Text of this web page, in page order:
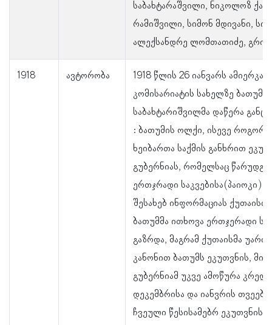
საბახტარაშვილი, ნიკოლოზ
რამიშვილი, სიმონ მდივანი,
ალექსანდრე ლომთათიძე,
1918 ავტორობა
1918 წლის 26 იანვარს
კომისარიატის სახელზე
საბახტარიშვილმა დაწერა
: ბათუმის ოლქი, ისევე როგორც
ხეიბართა საქმის განხრით
გუბერნიას, რომელსაც
ერთჯრადი საკვებისა(პაიოკი)
შესახებ ინფორმაციას
ბათუმმა ითხოვა ერთჯერადი
გაზრდა, მაგრამ ქუთაისმა უარი
კანონით ბათუმს ეკუთვნის,
გუბერნიამ უკვე ამოწურა
დეკემბრისა და იანვრის
ჩვეული წესისამებრ ეკუთვნის